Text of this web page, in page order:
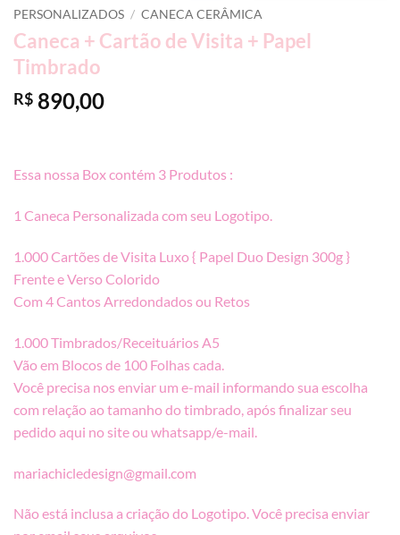
PERSONALIZADOS / CANECA CERÂMICA
Caneca + Cartão de Visita + Papel
Timbrado
R$ 890,00
Essa nossa Box contém 3 Produtos :
1 Caneca Personalizada com seu Logotipo.
1.000 Cartões de Visita Luxo { Papel Duo Design 300g }
Frente e Verso Colorido
Com 4 Cantos Arredondados ou Retos
1.000 Timbrados/Receituários A5
Vão em Blocos de 100 Folhas cada.
Você precisa nos enviar um e-mail informando sua escolha
com relação ao tamanho do timbrado, após finalizar seu
pedido aqui no site ou whatsapp/e-mail.
mariachicledesign@gmail.com
Não está inclusa a criação do Logotipo. Você precisa enviar